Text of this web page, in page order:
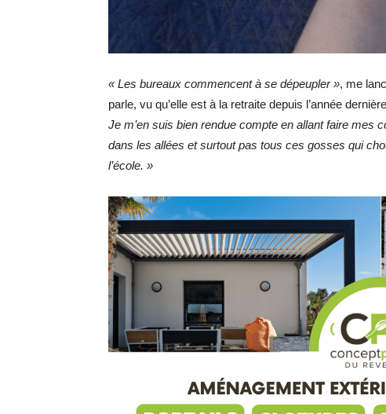
« Les bureaux commencent à se dépeupler », me
parle, vu qu’elle est à la retraite depuis l’année
Je m’en suis bien rendue compte en allant faire mes
dans les allées et surtout pas tous ces gosses qui
l’école. »